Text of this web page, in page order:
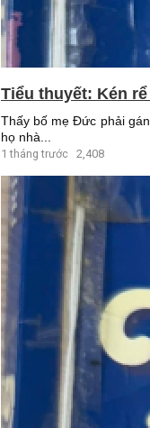
Tiểu thuyết: Kén rể
Thấy bố mẹ Đức phải
họ nhà...
1 tháng trước 2,408